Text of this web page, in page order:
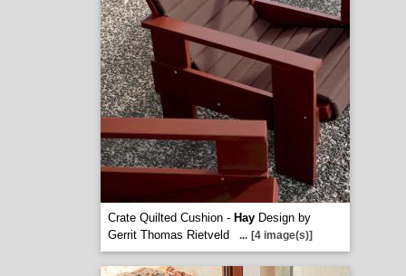
Crate Quilted Cushion - HayDesign by
Gerrit Thomas Rietveld
... [4 image(s)]